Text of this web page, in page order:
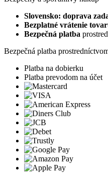
Slovensko: doprava
Bezplatné vrátenie
Bezpečná platba
Bezpečná platba
Platba na dobierku
Platba prevodom na účet